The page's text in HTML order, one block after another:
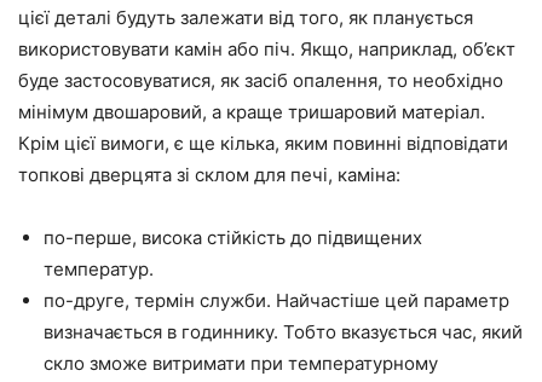
цієї деталі будуть залежати від того, як планується
використовувати камін або піч. Якщо, наприклад, об’єкт
буде застосовуватися, як засіб опалення, то необхідно
мінімум двошаровий, а краще тришаровий матеріал.
Крім цієї вимоги, є ще кілька, яким повинні відповідати
топкові дверцята зі склом для печі, каміна:
по-перше, висока стійкість до підвищених
температур.
по-друге, термін служби. Найчастіше цей параметр
визначається в годиннику. Тобто вказується час, який
скло зможе витримати при температурному